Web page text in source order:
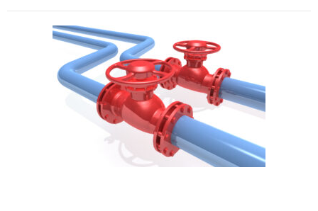
Informații de interes public
Calitatea apei
Comunicare